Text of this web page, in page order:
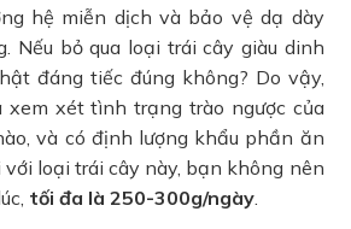
hệ miễn dịch và bảo vệ dạ dày
Nếu bỏ qua loại trái cây giàu dinh
đáng tiếc đúng không? Do vậy,
xem xét tình trạng trào ngược của
và có định lượng khẩu phần ăn
với loại trái cây này, bạn không nên
tối đa là 250-300g/ngày